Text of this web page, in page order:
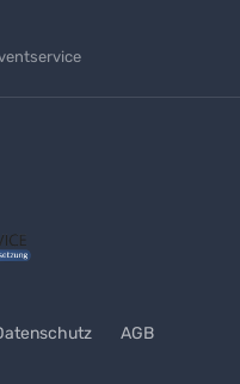
AGB